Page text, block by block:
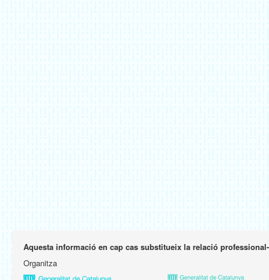
Aquesta informació en cap cas substitueix la relació
Organitza